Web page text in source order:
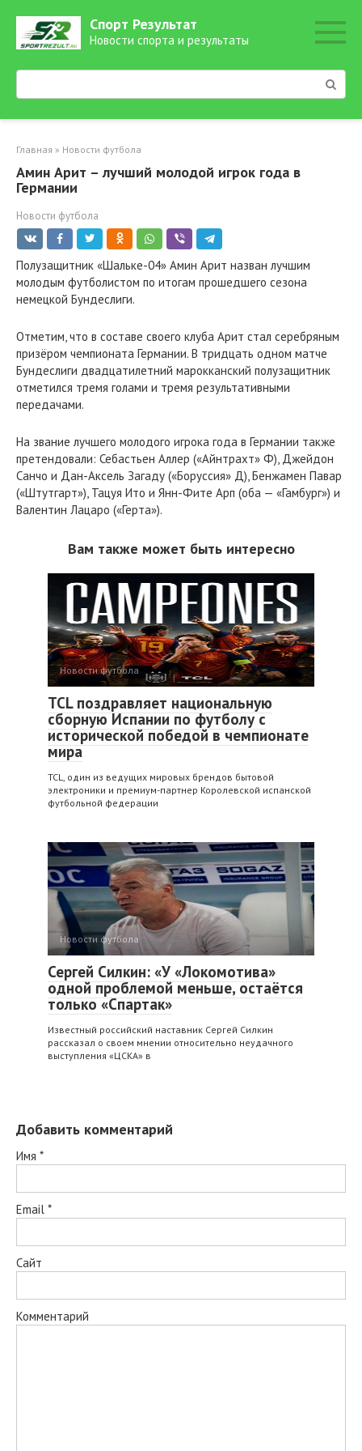
контенту
Спорт Результат
Новости спорта и результаты
Поиск:
Главная » Новости футбола
Амин Арит – лучший молодой игрок года в
Германии
Новости футбола
Полузащитник «Шальке-04» Амин Арит назван лучшим
молодым футболистом по итогам прошедшего сезона
немецкой Бундеслиги.
Отметим, что в составе своего клуба Арит стал серебряным
призёром чемпионата Германии. В тридцать одном матче
Бундеслиги двадцатилетний марокканский полузащитник
отметился тремя голами и тремя результативными
передачами.
На звание лучшего молодого игрока года в Германии также
претендовали: Себастьен Аллер («Айнтрахт» Ф), Джейдон
Санчо и Дан-Аксель Загаду («Боруссия» Д), Бенжамен Павар
(«Штутгарт»), Тацуя Ито и Янн-Фите Арп (оба — «Гамбург») и
Валентин Лацаро («Герта»).
Вам также может быть интересно
Новости футбола
TCL поздравляет национальную
сборную Испании по футболу с
исторической победой в чемпионате
мира
TCL, один из ведущих мировых брендов бытовой
электроники и премиум-партнер Королевской испанской
футбольной федерации
Новости футбола
Сергей Силкин: «У «Локомотива»
одной проблемой меньше, остаётся
только «Спартак»
Известный российский наставник Сергей Силкин
рассказал о своем мнении относительно неудачного
выступления «ЦСКА» в
Добавить комментарий
Имя *
Email *
Сайт
Комментарий